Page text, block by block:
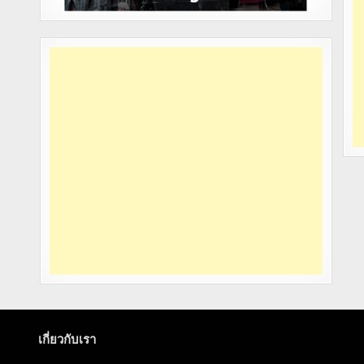
เกี่ยวกับเรา